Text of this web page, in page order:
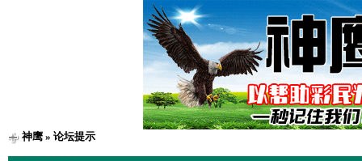
神鹰» 论坛提示